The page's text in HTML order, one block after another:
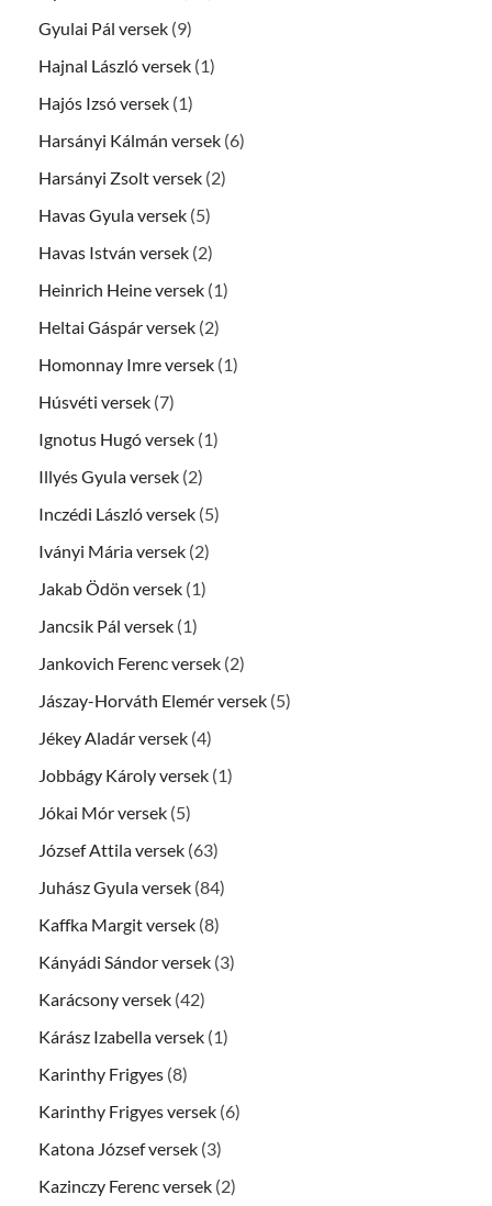
Gyulai Pál versek (9)
Hajnal László versek (1)
Hajós Izsó versek (1)
Harsányi Kálmán versek (6)
Harsányi Zsolt versek (2)
Havas Gyula versek (5)
Havas István versek (2)
Heinrich Heine versek (1)
Heltai Gáspár versek (2)
Homonnay Imre versek (1)
Húsvéti versek (7)
Ignotus Hugó versek (1)
Illyés Gyula versek (2)
Inczédi László versek (5)
Iványi Mária versek (2)
Jakab Ödön versek (1)
Jancsik Pál versek (1)
Jankovich Ferenc versek (2)
Jászay-Horváth Elemér versek (5)
Jékey Aladár versek (4)
Jobbágy Károly versek (1)
Jókai Mór versek (5)
József Attila versek (63)
Juhász Gyula versek (84)
Kaffka Margit versek (8)
Kányádi Sándor versek (3)
Karácsony versek (42)
Kárász Izabella versek (1)
Karinthy Frigyes (8)
Karinthy Frigyes versek (6)
Katona József versek (3)
Kazinczy Ferenc versek (2)